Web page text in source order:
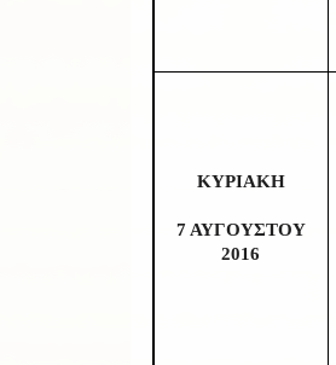
ΚΥΡΙΑΚΗ
7 ΑΥΓΟΥΣΤΟΥ
2016